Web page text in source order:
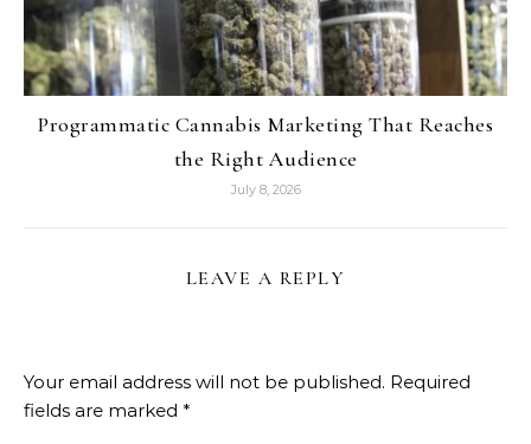
Programmatic Cannabis Marketing That Reaches
the Right Audience
July 8, 2026
LEAVE A REPLY
Your email address will not be published. Required
fields are marked *